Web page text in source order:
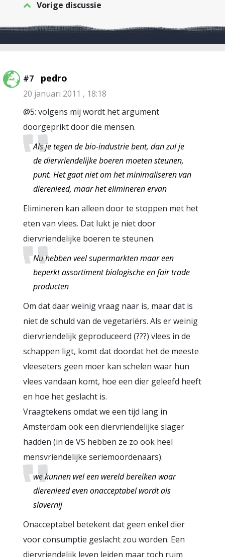
Vorige discussie
#7 pedro
20 januari 2011 , 18:18
@5: volgens mij wordt het argument
doorgeprikt door die mensen.
Als je tegen de bio-industrie bent, dan zul je
de diervriendelijke boeren moeten steunen,
punt. Het gaat niet om het minimaliseren van
dierenleed, maar het elimineren ervan
Elimineren kan alleen door te stoppen met het
eten van vlees. Dat lukt je niet door
diervriendelijke boeren te steunen.
Nu hebben veel supermarkten maar een
beperkt assortiment biologische en fair trade
producten
Om dat daar weinig vraag naar is, maar dat is
niet de schuld van de vegetariërs. Als er weinig
diervriendelijk geproduceerd (???) vlees in de
schappen ligt, komt dat doordat het de meeste
vleeseters geen moer kan schelen waar hun
vlees vandaan komt, hoe een dier geleefd heeft
en hoe het geslacht is.
Vraagtekens omdat we een tijd lang in
Amsterdam ook een diervriendelijke slager
hadden (in de VS hebben ze zo ook heel
mensvriendelijke seriemoordenaars).
we kunnen wel een wereld bereiken waar
dierenleed even onacceptabel wordt als
slavernij
Onacceptabel betekent dat geen enkel dier
voor consumptie geslacht zou worden. Een
diervriendelijk leven leiden maar toch ruim